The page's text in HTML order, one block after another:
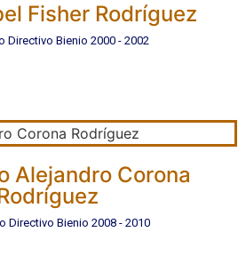
Fisher Rodríguez
Directivo Bienio 2000 - 2002
Alejandro Corona
Directivo Bienio 2008 - 2010